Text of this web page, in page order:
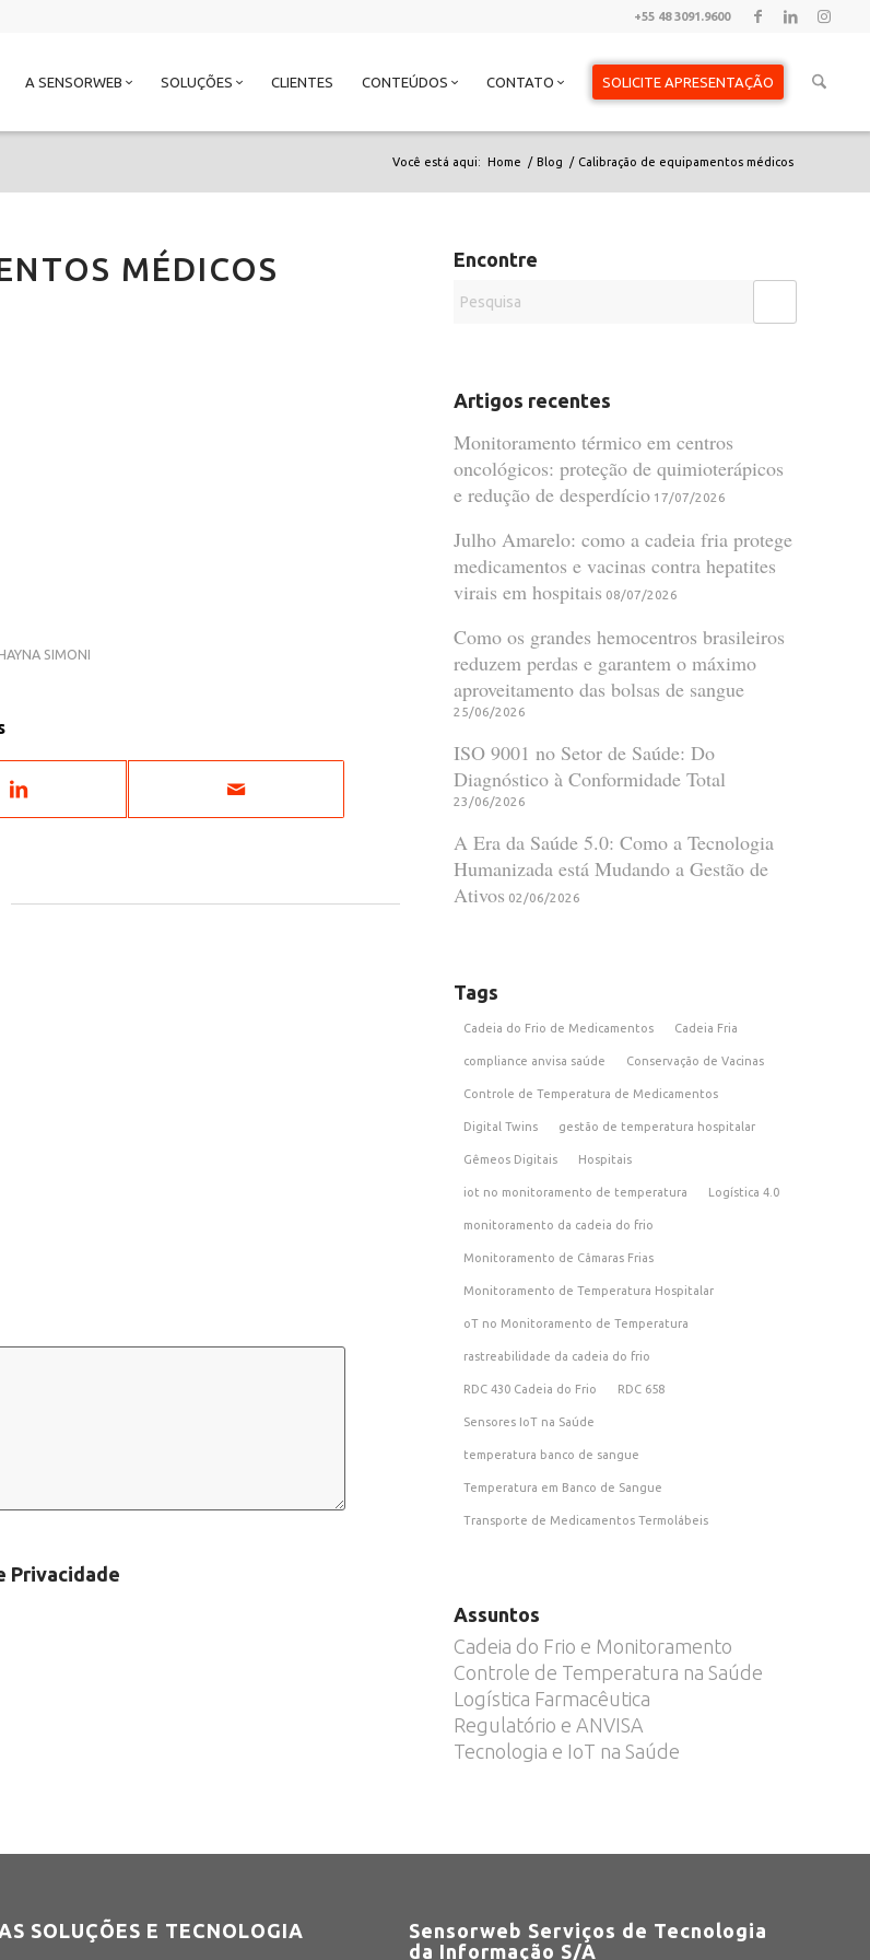
+55 48 3091.9600
A SENSORWEB SOLUÇÕES CLIENTES CONTEÚDOS CONTATO SOLICITE APRESENTAÇÃO
Você está aqui: Home / Blog / Calibração de equipamentos médicos
MÉDICOS
SIMONI
Privacidade
Encontre
Artigos recentes
Monitoramento térmico em centros
oncológicos: proteção de quimioterápicos
e redução de desperdício 17/07/2026
Julho Amarelo: como a cadeia fria protege
medicamentos e vacinas contra hepatites
virais em hospitais 08/07/2026
Como os grandes hemocentros brasileiros
reduzem perdas e garantem o máximo
aproveitamento das bolsas de sangue
25/06/2026
ISO 9001 no Setor de Saúde: Do
Diagnóstico à Conformidade Total
23/06/2026
A Era da Saúde 5.0: Como a Tecnologia
Humanizada está Mudando a Gestão de
Ativos 02/06/2026
Tags
Cadeia do Frio de Medicamentos Cadeia Fria
compliance anvisa saúde Conservação de Vacinas
Controle de Temperatura de Medicamentos
Digital Twins gestão de temperatura hospitalar
Gêmeos Digitais Hospitais
iot no monitoramento de temperatura Logística 4.0
monitoramento da cadeia do frio
Monitoramento de Câmaras Frias
Monitoramento de Temperatura Hospitalar
oT no Monitoramento de Temperatura
rastreabilidade da cadeia do frio
RDC 430 Cadeia do Frio RDC 658
Sensores IoT na Saúde
temperatura banco de sangue
Temperatura em Banco de Sangue
Transporte de Medicamentos Termolábeis
Assuntos
Cadeia do Frio e Monitoramento
Controle de Temperatura na Saúde
Logística Farmacêutica
Regulatório e ANVISA
Tecnologia e IoT na Saúde
SOLUÇÕES E TECNOLOGIA
Sensorweb Serviços de Tecnologia
da Informação S/A